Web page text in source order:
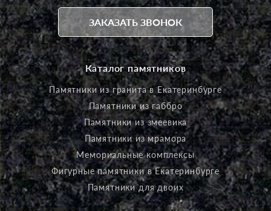
ЗАКАЗАТЬ ЗВОНОК
Каталог памятников
Памятники из гранита в Екатеринбурге
Памятники из габбро
Памятники из змеевика
Памятники из мрамора
Мемориальные комплексы
Фигурные памятники в Екатеринбурге
Памятники для двоих